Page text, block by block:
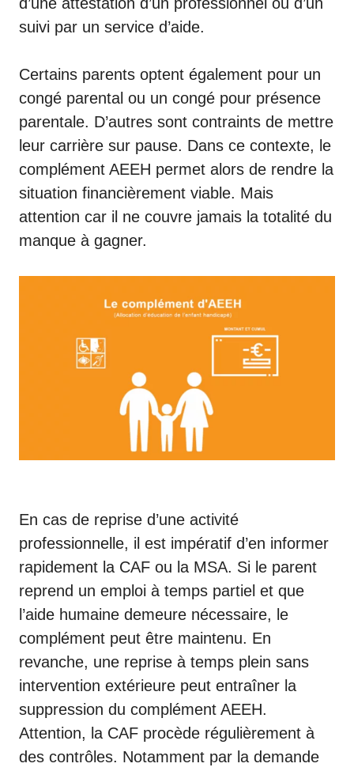
suivi par un service d’aide.
Certains parents optent également pour un
congé parental ou un congé pour présence
parentale. D’autres sont contraints de mettre
leur carrière sur pause. Dans ce contexte, le
complément AEEH permet alors de rendre la
situation financièrement viable. Mais
attention car il ne couvre jamais la totalité du
manque à gagner.
En cas de reprise d’une activité
professionnelle, il est impératif d’en informer
rapidement la CAF ou la MSA. Si le parent
reprend un emploi à temps partiel et que
l’aide humaine demeure nécessaire, le
complément peut être maintenu. En
revanche, une reprise à temps plein sans
intervention extérieure peut entraîner la
suppression du complément AEEH.
Attention, la CAF procède régulièrement à
des contrôles. Notamment par la demande